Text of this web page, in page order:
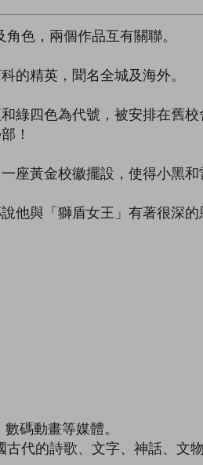
色，兩個作品互有關聯。
的精英，聞名全城及海外。
綠四色為代號，被安排在舊
！
座黃金校徽擺設，使得小黑和
他與「獅盾女王」有著很深
碼動畫等媒體。
代的詩歌、文字、神話、文